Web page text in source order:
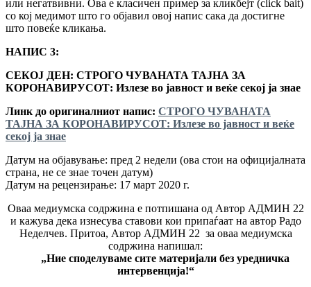
или негатвивни. Ова е класичен пример за кликбејт (click bait)
со кој медимот што го објавил овој напис сака да достигне
што повеќе кликања.
НАПИС 3:
СЕКОЈ ДЕН: СТРОГО ЧУВАНАТА ТАЈНА ЗА
КОРОНАВИРУСОТ: Излезе во јавност и веќе секој ја знае
Линк до оригиналниот напис: СТРОГО ЧУВАНАТА
ТАЈНА ЗА КОРОНАВИРУСОТ: Излезе во јавност и веќе
секој ја знае
Датум на објавување: пред 2 недели (oва стои на официјалната
страна, не се знае точен датум)
Датум на рецензирање: 17 март 2020 г.
Оваа медиумска содржина е потпишана од Автор АДМИН 22
и кажува дека изнесува ставови кои припаѓаат на автор Радо
Неделчев. Притоа, Автор АДМИН 22 за оваа медиумска
содржина напишал:
„Ние споделуваме сите материјали без уредничка
интервенција!“